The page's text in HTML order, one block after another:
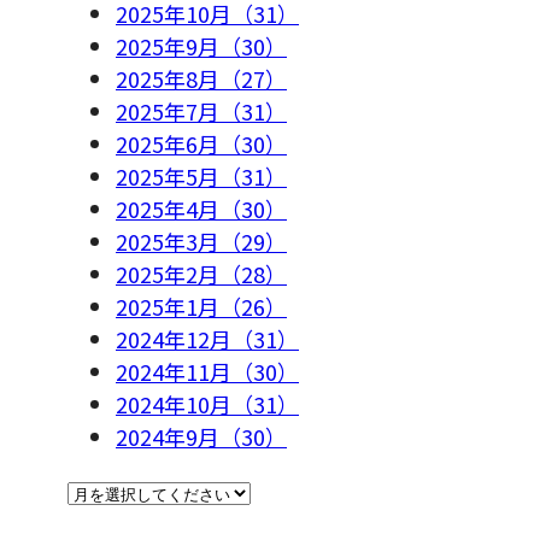
2025年10月（31）
2025年9月（30）
2025年8月（27）
2025年7月（31）
2025年6月（30）
2025年5月（31）
2025年4月（30）
2025年3月（29）
2025年2月（28）
2025年1月（26）
2024年12月（31）
2024年11月（30）
2024年10月（31）
2024年9月（30）